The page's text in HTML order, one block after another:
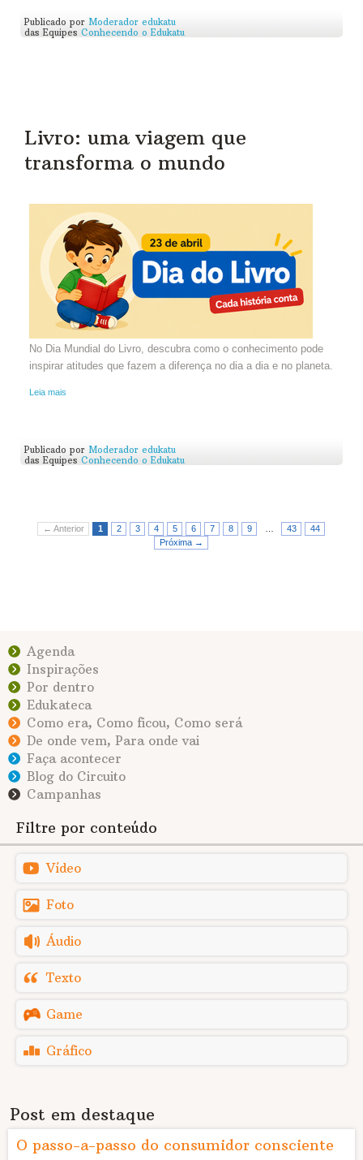
Publicado por Moderador edukatu
das Equipes Conhecendo o Edukatu
Livro: uma viagem que
transforma o mundo
No Dia Mundial do Livro, descubra como o conhecimento pode
inspirar atitudes que fazem a diferença no dia a dia e no planeta.
Leia mais
Publicado por Moderador edukatu
das Equipes Conhecendo o Edukatu
← Anterior 1 2 3 4 5 6 7 8 9 43
44
Próxima →
Agenda
Inspirações
Por dentro
Edukateca
Como era, Como ficou, Como será
De onde vem, Para onde vai
Faça acontecer
Blog do Circuito
Campanhas
Filtre por conteúdo
Vídeo
Foto
Áudio
Texto
Game
Gráfico
Post em destaque
O passo-a-passo do consumidor consciente